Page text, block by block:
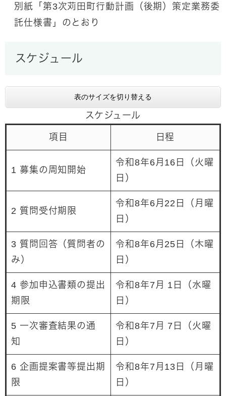
別紙「第3次苅田町行動計画（後期）策定業務委
託仕様書」のとおり
スケジュール
表のサイズを切り替える
スケジュール
項目 日程
1 募集の周知開始
令和8年6月16日（火曜
日）
2 質問受付期限
令和8年6月22日（月曜
日）
3 質問回答（質問者の
み）
令和8年6月25日（木曜
日）
4 参加申込書類の提出
期限
令和8年7月 1日（水曜
日）
5 一次審査結果の通
知
令和8年7月 7日（火曜
日）
6 企画提案書等提出期
限
令和8年7月13日（月曜
日）